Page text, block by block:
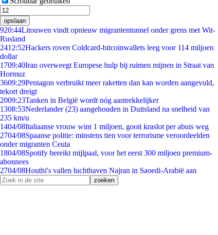
opslaan
920:44Litouwen vindt opnieuw migrantentunnel onder grens met Wit-
Rusland
2412:52Hackers roven Coldcard-bitcoinwallets leeg voor 114 miljoen
dollar
1709:40Iran overweegt Europese hulp bij ruimen mijnen in Straat van
Hormuz
3609:29Pentagon verbruikt meer raketten dan kan worden aangevuld,
tekort dreigt
2009:23Tanken in België wordt nóg aantrekkelijker
1308:53Nederlander (23) aangehouden in Duitsland na snelheid van
235 km/u
1404/08Italiaanse vrouw wint 1 miljoen, gooit kraslot per abuis weg
2704/08Spaanse politie: minstens tien voor terrorisme veroordeelden
onder migranten Ceuta
1804/08Spotify bereikt mijlpaal, voor het eerst 300 miljoen premium-
abonnees
2704/08Houthi's vallen luchthaven Najran in Saoedi-Arabië aan